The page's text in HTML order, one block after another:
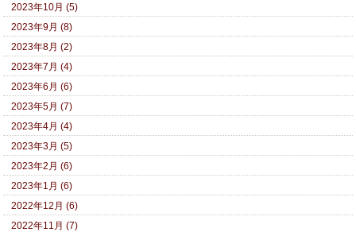
2023年10月 (5)
2023年9月 (8)
2023年8月 (2)
2023年7月 (4)
2023年6月 (6)
2023年5月 (7)
2023年4月 (4)
2023年3月 (5)
2023年2月 (6)
2023年1月 (6)
2022年12月 (6)
2022年11月 (7)